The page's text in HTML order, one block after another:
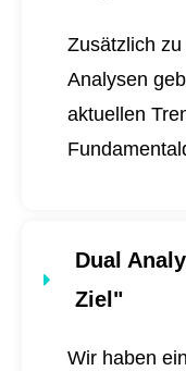
Zusätzlich
Analysen
aktuellen
Dual
Ziel"
Wir haben